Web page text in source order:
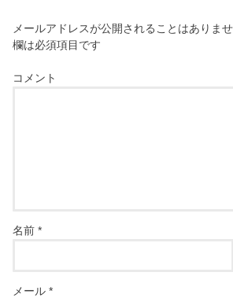
メールアドレスが公開されることはありませ
欄は必須項目です
コメント
名前*
メール*